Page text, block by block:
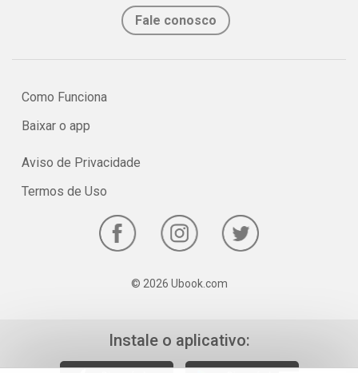
Inspirada na canção de Raul Seixas, esta história mergulha fundo
Fale conosco
Como Funciona
Baixar o app
Aviso de Privacidade
Termos de Uso
© 2026 Ubook.com
Instale o aplicativo: